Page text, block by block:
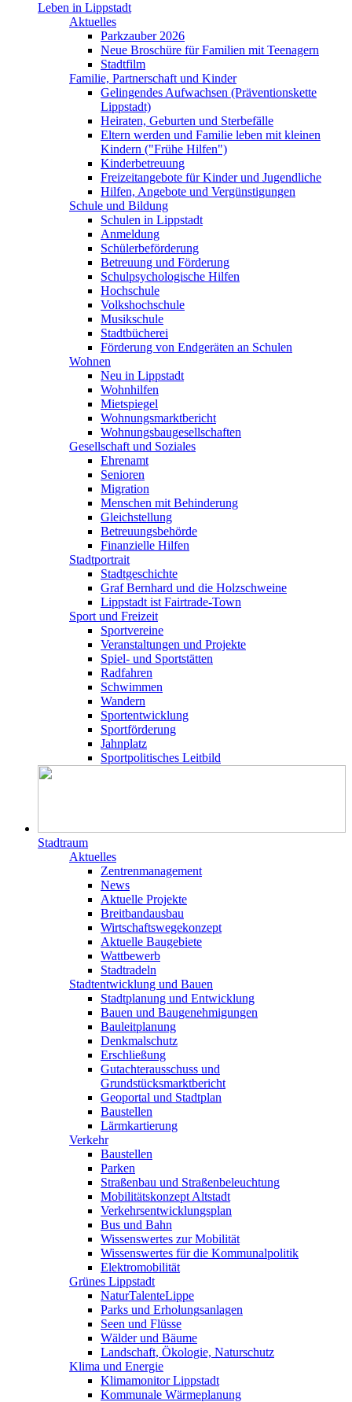
Leben in Lippstadt
Aktuelles
Parkzauber 2026
Neue Broschüre für Familien mit Teenagern
Stadtfilm
Familie, Partnerschaft und Kinder
Gelingendes Aufwachsen (Präventionskette
Lippstadt)
Heiraten, Geburten und Sterbefälle
Eltern werden und Familie leben mit kleinen
Kindern ("Frühe Hilfen")
Kinderbetreuung
Freizeitangebote für Kinder und Jugendliche
Hilfen, Angebote und Vergünstigungen
Schule und Bildung
Schulen in Lippstadt
Anmeldung
Schülerbeförderung
Betreuung und Förderung
Schulpsychologische Hilfen
Hochschule
Volkshochschule
Musikschule
Stadtbücherei
Förderung von Endgeräten an Schulen
Wohnen
Neu in Lippstadt
Wohnhilfen
Mietspiegel
Wohnungsmarktbericht
Wohnungsbaugesellschaften
Gesellschaft und Soziales
Ehrenamt
Senioren
Migration
Menschen mit Behinderung
Gleichstellung
Betreuungsbehörde
Finanzielle Hilfen
Stadtportrait
Stadtgeschichte
Graf Bernhard und die Holzschweine
Lippstadt ist Fairtrade-Town
Sport und Freizeit
Sportvereine
Veranstaltungen und Projekte
Spiel- und Sportstätten
Radfahren
Schwimmen
Wandern
Sportentwicklung
Sportförderung
Jahnplatz
Sportpolitisches Leitbild
Stadtraum
Aktuelles
Zentrenmanagement
News
Aktuelle Projekte
Breitbandausbau
Wirtschaftswegekonzept
Aktuelle Baugebiete
Wattbewerb
Stadtradeln
Stadtentwicklung und Bauen
Stadtplanung und Entwicklung
Bauen und Baugenehmigungen
Bauleitplanung
Denkmalschutz
Erschließung
Gutachterausschuss und
Grundstücksmarktbericht
Geoportal und Stadtplan
Baustellen
Lärmkartierung
Verkehr
Baustellen
Parken
Straßenbau und Straßenbeleuchtung
Mobilitätskonzept Altstadt
Verkehrsentwicklungsplan
Bus und Bahn
Wissenswertes zur Mobilität
Wissenswertes für die Kommunalpolitik
Elektromobilität
Grünes Lippstadt
NaturTalenteLippe
Parks und Erholungsanlagen
Seen und Flüsse
Wälder und Bäume
Landschaft, Ökologie, Naturschutz
Klima und Energie
Klimamonitor Lippstadt
Kommunale Wärmeplanung